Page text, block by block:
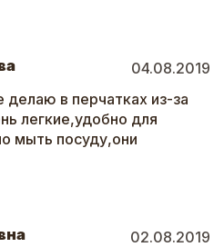
04.08.2019
в перчатках из-за
легкие,удобно для
мыть посуду,они
02.08.2019